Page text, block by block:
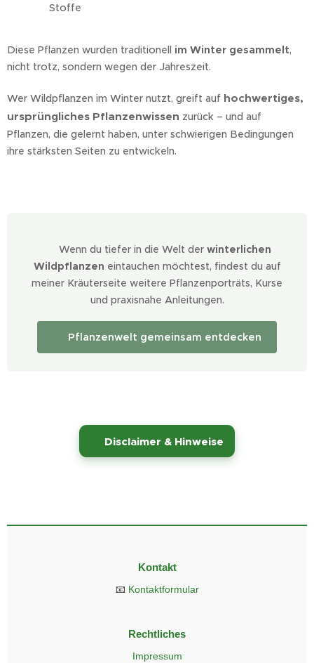
Stoffe
Diese Pflanzen wurden traditionell im Winter gesammelt,
nicht trotz, sondern wegen der Jahreszeit.
Wer Wildpflanzen im Winter nutzt, greift auf hochwertiges,
ursprüngliches Pflanzenwissen zurück – und auf
Pflanzen, die gelernt haben, unter schwierigen Bedingungen
ihre stärksten Seiten zu entwickeln.
🌿 Wenn du tiefer in die Welt der winterlichen
Wildpflanzen eintauchen möchtest, findest du auf
meiner Kräuterseite weitere Pflanzenporträts, Kurse
und praxisnahe Anleitungen.
🌱 Pflanzenwelt gemeinsam entdecken
Disclaimer & Hinweise
Kontakt
📧 Kontaktformular
Rechtliches
Impressum